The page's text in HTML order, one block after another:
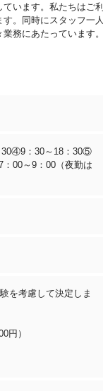
います。私たちはご利
。同時にスタッフ一人
務にあたっています。
：30～18：30⑤
00～9：00（夜勤は
を考慮して決定しま
円）